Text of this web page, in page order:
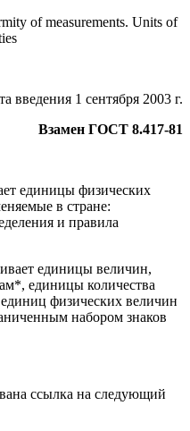
of measurements. Units of
введения 1 сентября 2003 г.
Взамен ГОСТ 8.417-81
единицы физических
в стране:
и правила
единицы величин,
единицы количества
физических величин
набором знаков
ссылка на следующий